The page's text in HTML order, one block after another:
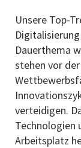
Unsere Top-
Dauerthema
stehen vor
verteidigen.
Technologien
Arbeitsplatz